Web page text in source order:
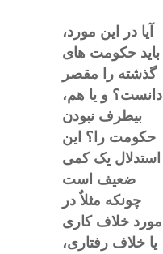
آیا در این مورد،
باید حکومت های
گذشته را مقصر
دانست؟ و یا هم،
بیطرف نبودن
حکومت را؟ این
استدلال یک کمی
ضعیف است
چونکه مثلاٌ در
مورد خلاف کاری
یا خلاف رفتاری،